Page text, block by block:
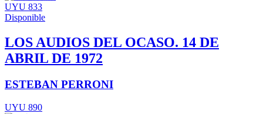
UYU 833
Disponible
LOS AUDIOS DEL OCASO. 14 DE
ABRIL DE 1972
ESTEBAN PERRONI
UYU 890